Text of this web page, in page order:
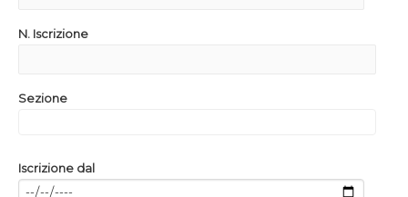
N. Iscrizione
Sezione
Iscrizione dal